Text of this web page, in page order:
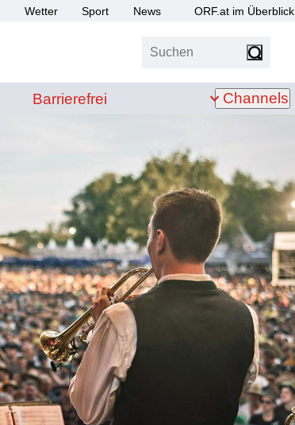
Wetter Sport News ORF.at im Überblick
Suchen
Barrierefrei
Barrierefrei Channels